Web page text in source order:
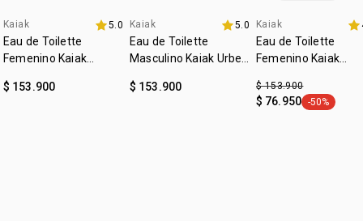
subfamilia:acuoso
4u al 40%
Kaiak 5.0
Eau de Toilette
Femenino Kaiak
$ 153.900
4u al 40%
Kaiak 5.0
Eau de Toilette
Masculino Kaiak Urbe
$ 153.900
fecha dupla
Kaiak
Eau de Toilette
Femenino Kaiak
$ 153.900
$ 76.950 general.tag
-50%